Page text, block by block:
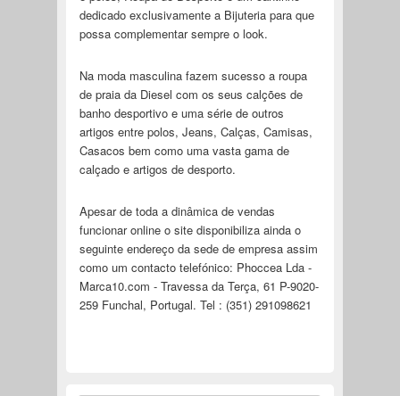
dedicado exclusivamente a Bijuteria para que
possa complementar sempre o look.
Na moda masculina fazem sucesso a roupa
de praia da Diesel com os seus calções de
banho desportivo e uma série de outros
artigos entre polos, Jeans, Calças, Camisas,
Casacos bem como uma vasta gama de
calçado e artigos de desporto.
Apesar de toda a dinâmica de vendas
funcionar online o site disponibiliza ainda o
seguinte endereço da sede de empresa assim
como um contacto telefónico: Phoccea Lda -
Marca10.com - Travessa da Terça, 61 P-9020-
259 Funchal, Portugal. Tel : (351) 291098621